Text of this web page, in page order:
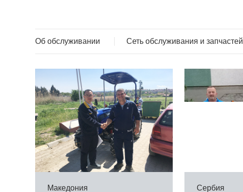
Об обслуживании Сеть обслуживания и запчастей
Македония Сербия